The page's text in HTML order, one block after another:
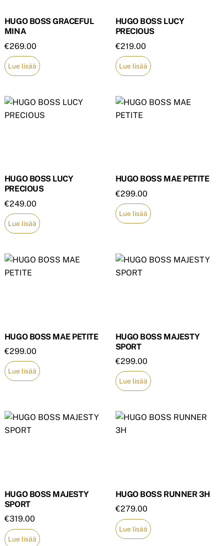
HUGO BOSS GRACEFUL
MINA
€269.00
Lue lisää
HUGO BOSS LUCY
PRECIOUS
€219.00
Lue lisää
HUGO BOSS LUCY
PRECIOUS
€249.00
Lue lisää
HUGO BOSS MAE PETITE
€299.00
Lue lisää
HUGO BOSS MAE PETITE
€299.00
Lue lisää
HUGO BOSS MAJESTY
SPORT
€299.00
Lue lisää
HUGO BOSS MAJESTY
SPORT
€319.00
Lue lisää
HUGO BOSS RUNNER 3H
€279.00
Lue lisää